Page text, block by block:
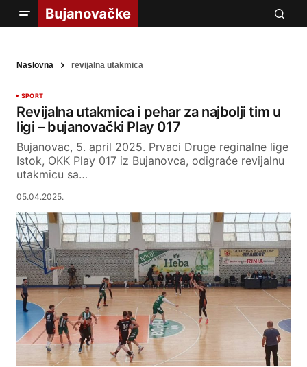
Naslovna revijalna utakmica
SPORT
Revijalna utakmica i pehar za najbolji tim u
ligi – bujanovački Play 017
Bujanovac, 5. april 2025. Prvaci Druge reginalne lige
Istok, OKK Play 017 iz Bujanovca, odigraće revijalnu
utakmicu sa…
05.04.2025.